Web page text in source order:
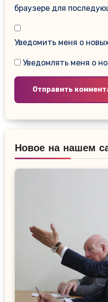
браузере для
Уведомить меня о
Уведомлять меня о
Новое на нашем